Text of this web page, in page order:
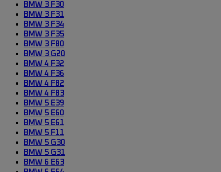
BMW 3 F30
BMW 3 F31
BMW 3 F34
BMW 3 F35
BMW 3 F80
BMW 3 G20
BMW 4 F32
BMW 4 F36
BMW 4 F82
BMW 4 F83
BMW 5 E39
BMW 5 E60
BMW 5 E61
BMW 5 F11
BMW 5 G30
BMW 5 G31
BMW 6 E63